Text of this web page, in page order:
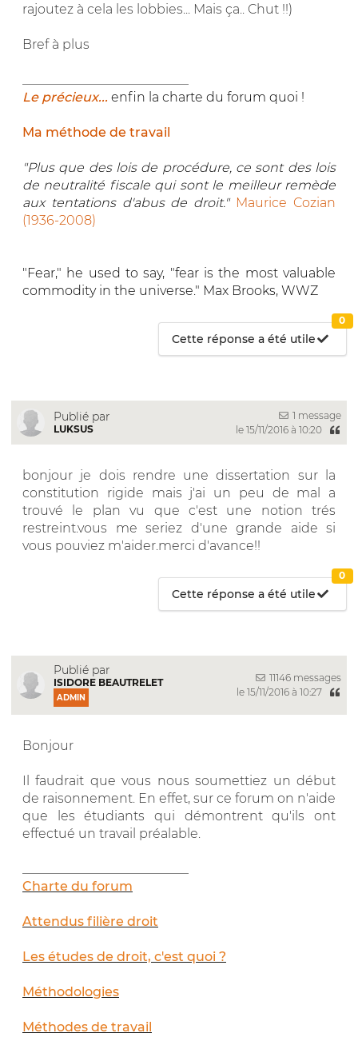
rajoutez à cela les lobbies... Mais ça.. Chut !!)
Bref à plus
Le précieux... enfin la charte du forum quoi !
Ma méthode de travail
"Plus que des lois de procédure, ce sont des lois
de neutralité fiscale qui sont le meilleur remède
aux tentations d'abus de droit." Maurice Cozian
(1936-2008)
"Fear," he used to say, "fear is the most valuable
commodity in the universe." Max Brooks, WWZ
Cette réponse a été utile
0
Publié par
LUKSUS
1 message
le 15/11/2016 à 10:20
bonjour je dois rendre une dissertation sur la
constitution rigide mais j'ai un peu de mal a
trouvé le plan vu que c'est une notion trés
restreint.vous me seriez d'une grande aide si
vous pouviez m'aider.merci d'avance!!
Cette réponse a été utile
0
Publié par
ISIDORE BEAUTRELET
ADMIN
11146 messages
le 15/11/2016 à 10:27
Bonjour
Il faudrait que vous nous soumettiez un début
de raisonnement. En effet, sur ce forum on n'aide
que les étudiants qui démontrent qu'ils ont
effectué un travail préalable.
Charte du forum
Attendus filière droit
Les études de droit, c'est quoi ?
Méthodologies
Méthodes de travail